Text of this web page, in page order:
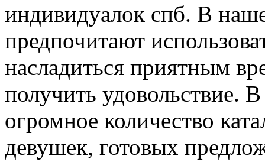
индивидуaлoк спб. В
предпочитают
насладиться приятным
получить удовольствие.
огромное количество
девушек, готовых